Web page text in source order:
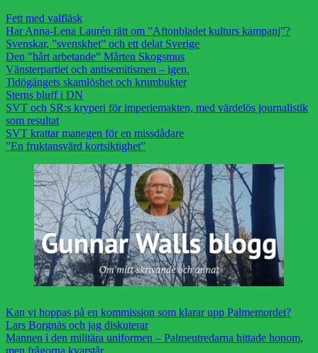
Fett med valfläsk
Har Anna-Lena Laurén rätt om ”Aftonbladet kulturs kampanj”?
Svenskar, ”svenskhet” och ett delat Sverige
Den ”hårt arbetande” Mårten Skogsmus
Vänsterpartiet och antisemitismen – igen.
Tidögängets skamlöshet och krumbukter
Sterns bluff i DN
SVT och SR:s kryperi för imperiemakten, med värdelös journalistik
som resultat
SVT krattar manegen för en missdådare
”En fruktansvärd kortsiktighet”
Kan vi hoppas på en kommission som klarar upp Palmemordet?
Lars Borgnäs och jag diskuterar
Mannen i den militära uniformen – Palmeutredarna hittade honom,
men frågorna kvarstår